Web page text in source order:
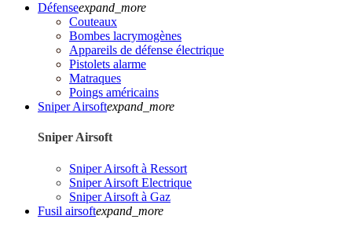
Défenseexpand_more
Couteaux
Bombes lacrymogènes
Appareils de défense électrique
Pistolets alarme
Matraques
Poings américains
Sniper Airsoftexpand_more
Sniper Airsoft
Sniper Airsoft à Ressort
Sniper Airsoft Electrique
Sniper Airsoft à Gaz
Fusil airsoftexpand_more